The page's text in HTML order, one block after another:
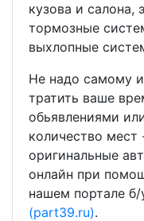
кузова и салона,
тормозные
выхлопные
Не надо самому
тратить ваше
обьявлениями
количество мест
оригинальные
онлайн при
нашем портале б/
(part39.ru).